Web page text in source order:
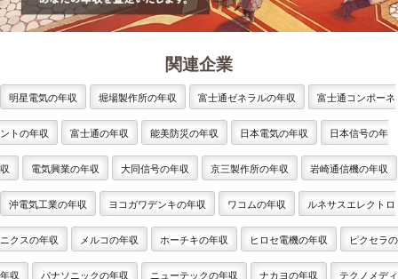
関連企業
明星電気の年収 堀場製作所の年収 富士通ゼネラルの年収 富士通コンポーネ
ントの年収 富士通の年収 能美防災の年収 日本電気の年収 日本信号の年
収 電気興業の年収 大同信号の年収 京三製作所の年収 岩崎通信機の年収
沖電気工業の年収 ヨコガワデンキの年収 ワコムの年収 ルネサスエレクトロ
ニクスの年収 メルコの年収 ホーチキの年収 ヒロセ電機の年収 ピクセラの
年収 パナソニックの年収 ニューテックの年収 ナカヨの年収 テクノメディ